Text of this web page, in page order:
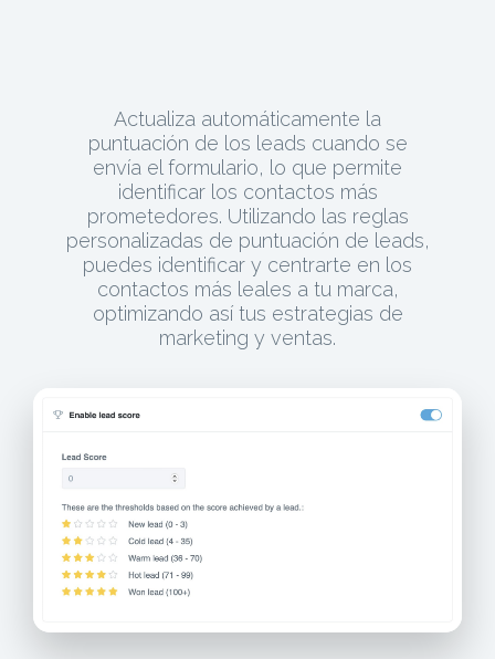
Actualiza automáticamente la
puntuación de los leads cuando se
envía el formulario, lo que permite
identificar los contactos más
prometedores. Utilizando las reglas
personalizadas de puntuación de leads,
puedes identificar y centrarte en los
contactos más leales a tu marca,
optimizando así tus estrategias de
marketing y ventas.